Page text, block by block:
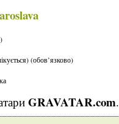
(обов’язково)
GRAVATAR.com.